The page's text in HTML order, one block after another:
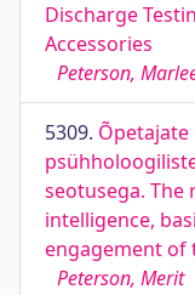
Discharge
Accessories
Peterson,
5309.
seotusega.
intelligence,
engagement of
Peterson, Merit